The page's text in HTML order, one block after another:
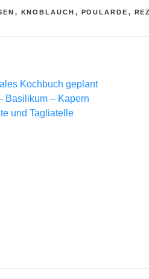
, KNOBLAUCH , POULARDE ,
Kochbuch geplant
Basilikum – Kapern
und Tagliatelle